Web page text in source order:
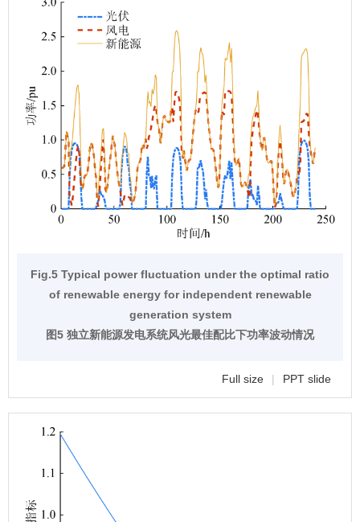
Fig.5 Typical power fluctuation under the optimal ratio
of renewable energy for independent renewable
generation system
图5 独立新能源发电系统风光最佳配比下功率波动情况
Full size | PPT slide